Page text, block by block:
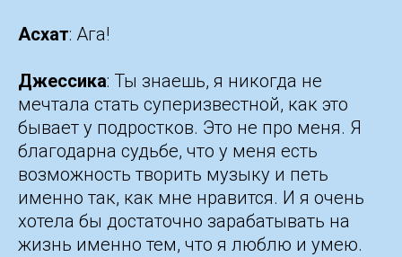
Асхат: Ага!
Джессика: Ты знаешь, я никогда не
мечтала стать суперизвестной, как это
бывает у подростков. Это не про меня. Я
благодарна судьбе, что у меня есть
возможность творить музыку и петь
именно так, как мне нравится. И я очень
хотела бы достаточно зарабатывать на
жизнь именно тем, что я люблю и умею.